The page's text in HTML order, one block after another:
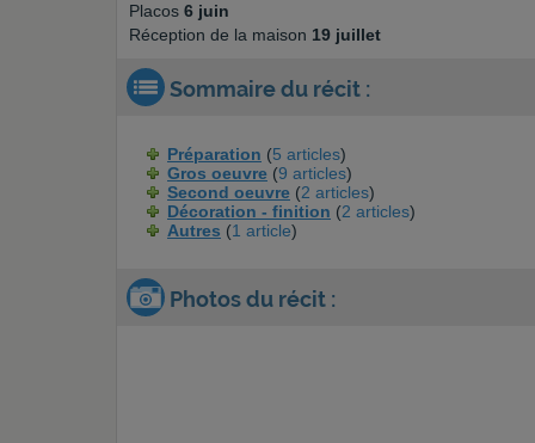
Placos 6 juin
Réception de la maison 19 juillet
Sommaire du récit :
Préparation (5 articles)
Gros oeuvre (9 articles)
Second oeuvre (2 articles)
Décoration - finition (2 articles)
Autres (1 article)
Photos du récit :